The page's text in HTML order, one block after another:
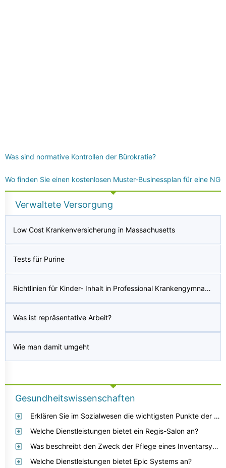
Was sind normative Kontrollen der Bürokratie?
Wo finden Sie einen kostenlosen Muster-Businessplan für eine
Verwaltete Versorgung
Low Cost Krankenversicherung in Massachusetts
Tests für Purine
Richtlinien für Kinder- Inhalt in Professional Krankengymnast Education
Was ist repräsentative Arbeit?
Wie man damit umgeht
Gesundheitswissenschaften
Erklären Sie im Sozialwesen die wichtigsten Punkte der Verfahren zur Bearbeitung von Beschwerden.
Welche Dienstleistungen bietet ein Regis-Salon an?
Was beschreibt den Zweck der Pflege eines Inventarsystems?
Welche Dienstleistungen bietet Epic Systems an?